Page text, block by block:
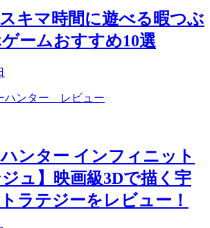
スキマ時間に遊べる暇つぶ
ームおすすめ10選
ハンター インフィニット
ュ】映画級3Dで描く宇
ラテジーをレビュー！